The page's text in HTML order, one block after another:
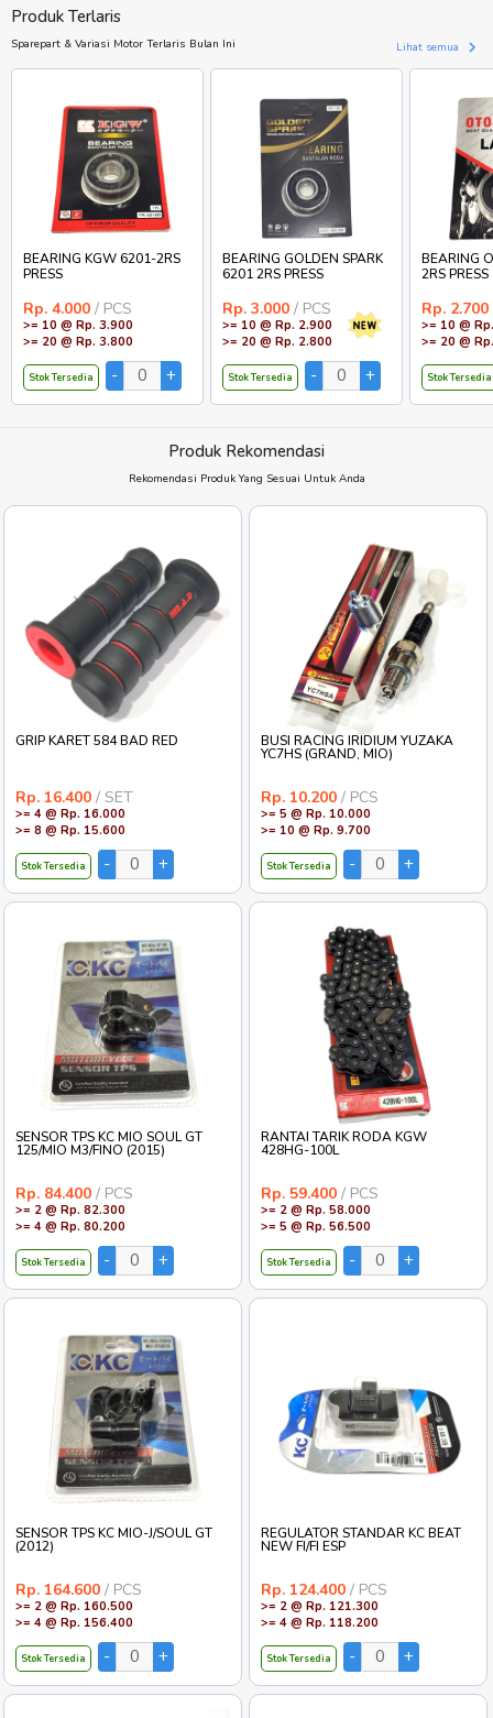
Produk Terlaris
Sparepart & Variasi Motor Terlaris Bulan Ini Lihat semua
BEARING KGW 6201-2RS
PRESS
Rp. 4.000 / PCS
>= 10 @ Rp. 3.900
>= 20 @ Rp. 3.800
Stok Tersedia
BEARING GOLDEN SPARK
6201 2RS PRESS
Rp. 3.000 / PCS
>= 10 @ Rp. 2.900
>= 20 @ Rp. 2.800
Stok Tersedia
BEARING
2RS PRESS
Rp. 2.700
>= 10 @
>= 20 @
Stok Tersedia
Produk Rekomendasi
Rekomendasi Produk Yang Sesuai Untuk Anda
GRIP KARET 584 BAD RED
Rp. 16.400 / SET
>= 4 @ Rp. 16.000
>= 8 @ Rp. 15.600
Stok Tersedia
BUSI RACING IRIDIUM YUZAKA
YC7HS (GRAND, MIO)
Rp. 10.200 / PCS
>= 5 @ Rp. 10.000
>= 10 @ Rp. 9.700
Stok Tersedia
SENSOR TPS KC MIO SOUL GT
125/MIO M3/FINO (2015)
Rp. 84.400 / PCS
>= 2 @ Rp. 82.300
>= 4 @ Rp. 80.200
Stok Tersedia
RANTAI TARIK RODA KGW
428HG-100L
Rp. 59.400 / PCS
>= 2 @ Rp. 58.000
>= 5 @ Rp. 56.500
Stok Tersedia
SENSOR TPS KC MIO-J/SOUL GT
(2012)
Rp. 164.600 / PCS
>= 2 @ Rp. 160.500
>= 4 @ Rp. 156.400
Stok Tersedia
REGULATOR STANDAR KC BEAT
NEW FI/FI ESP
Rp. 124.400 / PCS
>= 2 @ Rp. 121.300
>= 4 @ Rp. 118.200
Stok Tersedia